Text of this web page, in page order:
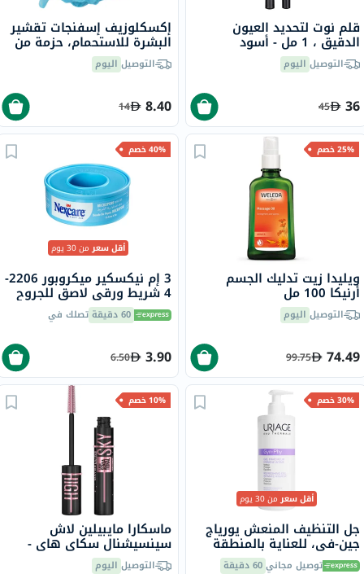
قلم نوت لتحديد العيون
الدقيق ، 1 مل - أسود
التوصيل اليوم
36
45
إكسكلوزيف إسفنجات تقشير
البشرة للاستحمام، حزمة من
2 التوصيل اليوم
8.40
14
25% خصم
ويليدا زيت تدليك الجسم
أرنيكا 100 مل
التوصيل اليوم
74.49
99.75
40% خصم
أقل سعرمن 30 يوم
3 إم نيكسكير ميكروبور 2206-
4 شريط ورقي لاصق للجروح
12.5 × 5 متر 60 دقيقة تصلك في
3.90
6.50
30% خصم
أقل سعرمن 30 يوم
جل التنظيف المنعش يورياج
جين-في، للعناية بالمنطقة
الحميمة - 500 ملتوصيل مجاني60 دقيقة
10% خصم
ماسكارا مايبيلين لاش
سينسيشنال سكاي هاي -
كوزميك بلاك
التوصيل اليوم